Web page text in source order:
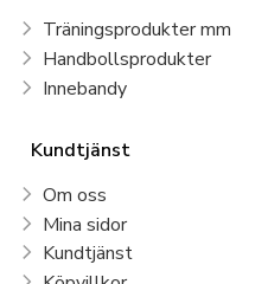
Träningsprodukter mm
Handbollsprodukter
Innebandy
Kundtjänst
Om oss
Mina sidor
Kundtjänst